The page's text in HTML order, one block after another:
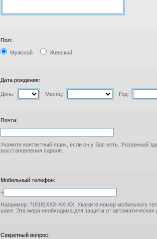
Пол:
Мужской Женский
Дата рождения:
День: Месяц: Год:
Почта:
Укажите контактный ящик, если он у Вас есть. Указанный
восстановления пароля.
Мобильный телефон:
+
Например: 7(918)XXX-XX-XX. Укажите номер мобильного
шаге. Эта мера необходима для защиты от автоматических
Секретный вопрос: